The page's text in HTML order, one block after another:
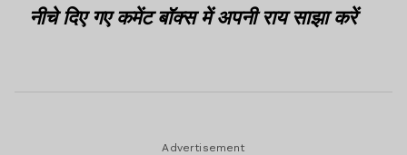
नीचे दिए गए कमेंट बॉक्स में अपनी राय साझा करें
Advertisement